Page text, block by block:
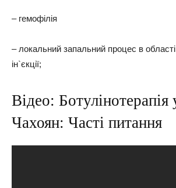
– гемофілія
– локальний запальний процес в
ін`єкції;
Відео: Ботулінотерапія
Чахоян: Часті питання